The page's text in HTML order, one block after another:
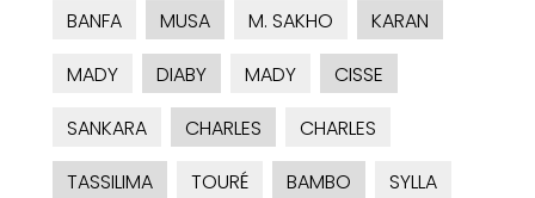
BANFA
MUSA M. SAKHO
KARAN
MADY
DIABY MADY
CISSE
SANKARA
CHARLES
CHARLES
TASSILIMA
TOURÉ BAMBO SYLLA